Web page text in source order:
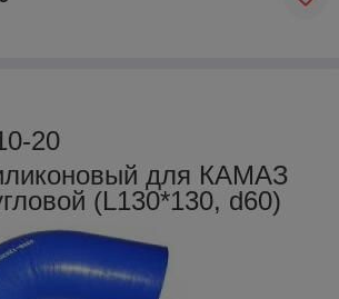
20
для КАМАЗ
(L130*130, d60)